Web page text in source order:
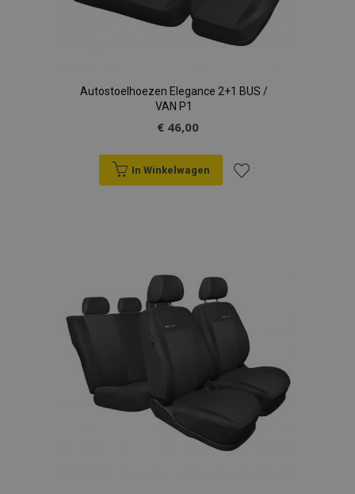
Autostoelhoezen Elegance 2+1 BUS /
VAN P1
€ 46,00
In Winkelwagen
verlanglijst